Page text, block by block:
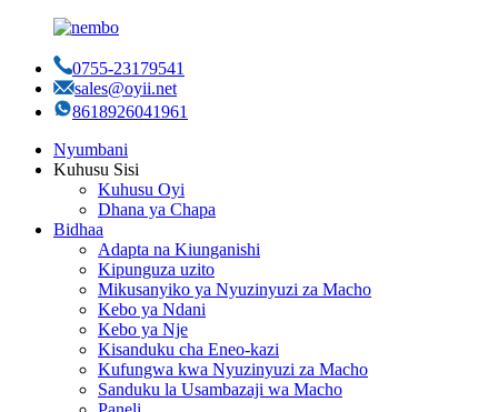
0755-23179541
sales@oyii.net
8618926041961
Nyumbani
Kuhusu Sisi
Kuhusu Oyi
Dhana ya Chapa
Bidhaa
Adapta na Kiunganishi
Kipunguza uzito
Mikusanyiko ya Nyuzinyuzi za Macho
Kebo ya Ndani
Kebo ya Nje
Kisanduku cha Eneo-kazi
Kufungwa kwa Nyuzinyuzi za Macho
Sanduku la Usambazaji wa Macho